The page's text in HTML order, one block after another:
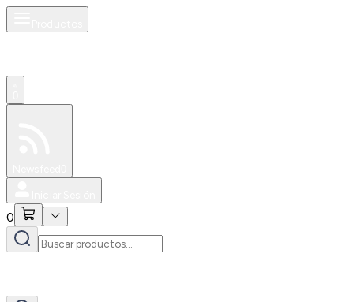
0